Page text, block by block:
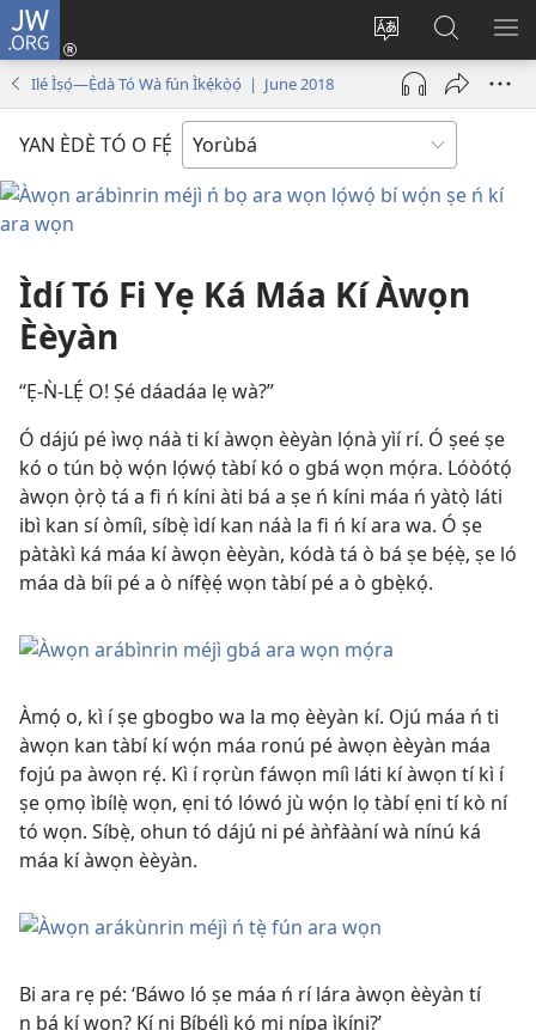
JW.ORG
Yí
èdè
ìkànnì
pa
Wọlé
(opens
window)
Wa
JW.ORG
Ilé Ìṣọ́—Ẹ̀dà Tó Wà fún Ìkẹ́kọ̀ọ́ | June 2018
YAN ÈDÈ TÓ O FẸ́
Ìdí Tó Fi Yẹ Ká Máa Kí Àwọn
Èèyàn
“Ẹ-Ǹ-LẸ́ O! Ṣé dáadáa lẹ wà?”
Ó dájú pé ìwọ náà ti kí àwọn èèyàn lọ́nà yìí rí. Ó ṣeé ṣe
kó o tún bọ̀ wọ́n lọ́wọ́ tàbí kó o gbá wọn mọ́ra. Lóòótọ́
àwọn ọ̀rọ̀ tá a fi ń kíni àti bá a ṣe ń kíni máa ń yàtọ̀ láti
ibì kan sí òmíì, síbẹ̀ ìdí kan náà la fi ń kí ara wa. Ó ṣe
pàtàkì ká máa kí àwọn èèyàn, kódà tá ò bá ṣe bẹ́ẹ̀, ṣe ló
máa dà bíi pé a ò nífẹ̀ẹ́ wọn tàbí pé a ò gbẹ̀kọ́.
Àmọ́ o, kì í ṣe gbogbo wa la mọ èèyàn kí. Ojú máa ń ti
àwọn kan tàbí kí wọ́n máa ronú pé àwọn èèyàn máa
fojú pa àwọn rẹ́. Kì í rọrùn fáwọn míì láti kí àwọn tí kì í
ṣe ọmọ ìbílẹ̀ wọn, ẹni tó lówó jù wọ́n lọ tàbí ẹni tí kò ní
tó wọn. Síbẹ̀, ohun tó dájú ni pé àǹfààní wà nínú ká
máa kí àwọn èèyàn.
Bi ara rẹ pé: ‘Báwo ló ṣe máa ń rí lára àwọn èèyàn tí
n bá kí wọn? Kí ni Bíbélì kọ́ mi nípa ìkíni?’